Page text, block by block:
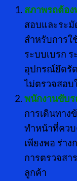
สภาพรถต้อง
สอบและระมั
สำหรับการใ
ระบบเบรก
อุปกรณ์ยึดรัด
ไม่ตรวจสอบ
พนักงานขับ
การเดินทา
ทำหน้าที่คว
เพียงพอ ร่า
การตรวจสา
ลูกค้า